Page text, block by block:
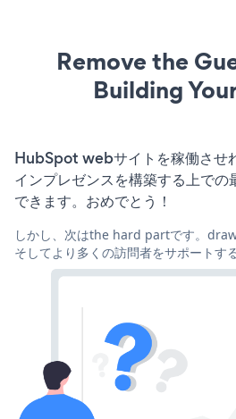
Remove the
Building
HubSpot webサイトを稼働させ
インプレゼンスを構築する上で
できます。おめでとう！
しかし、次はthe hard partです。
そしてより多くの訪問者をサポートす